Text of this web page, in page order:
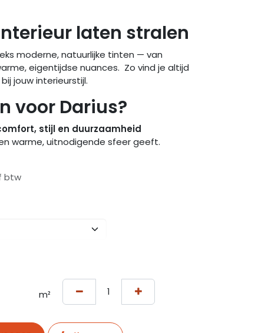
laten stralen
moderne, natuurlijke tinten — van
eigentijdse nuances. Zo vind je altijd
jouw interieurstijl.
voor Darius?
stijl en duurzaamheid
warme, uitnodigende sfeer geeft.
btw
m²